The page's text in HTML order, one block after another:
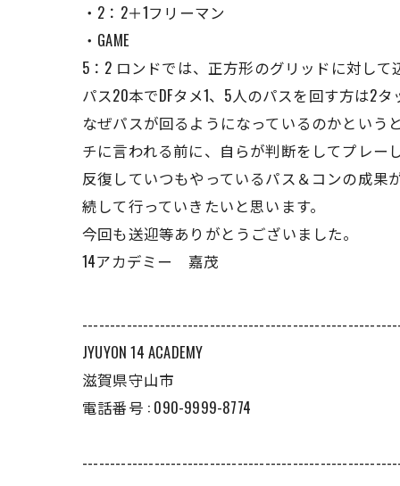
・2：2＋1フリーマン
・GAME
5：2 ロンドでは、正方形のグリッドに対して
パス20本でDFタメ1、5人のパスを回す方は2
なぜパスが回るようになっているのかという
チに言われる前に、自らが判断をしてプレー
反復していつもやっているパス＆コンの成果
続して行っていきたいと思います。
今回も送迎等ありがとうございました。
14アカデミー 嘉茂
JYUYON 14 ACADEMY
滋賀県守山市
電話番号 : 090-9999-8774